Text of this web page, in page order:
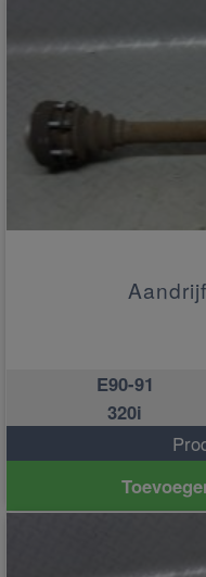
E90-91
320i